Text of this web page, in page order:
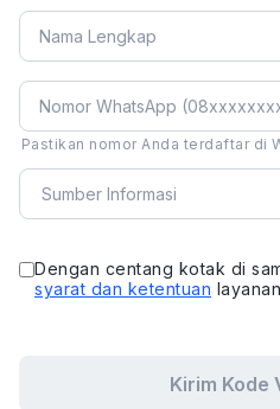
Pastikan nomor Anda terdaftar di
Dengan centang kotak di
syarat dan ketentuan
Kirim Kode